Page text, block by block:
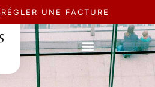
RÉGLER UNE FACTURE